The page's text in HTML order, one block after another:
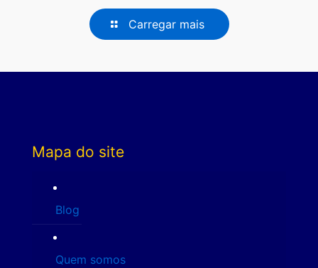
Carregar mais
Mapa do site
Blog
Quem somos